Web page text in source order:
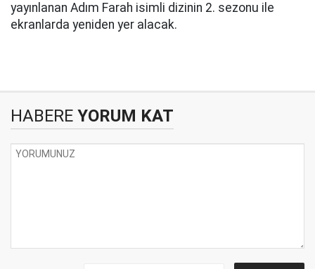
yayınlanan Adım Farah isimli dizinin 2. sezonu ile
ekranlarda yeniden yer alacak.
HABERE YORUM KAT